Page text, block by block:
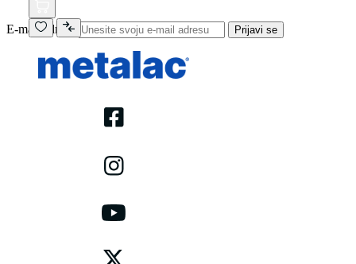
E-mail adresa Prijavi se